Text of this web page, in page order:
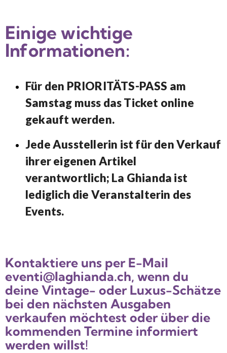
Einige wichtige
Informationen:
Für den PRIORITÄTS-PASS am
Samstag muss das Ticket online
gekauft werden.
Jede Ausstellerin ist für den Verkauf
ihrer eigenen Artikel
verantwortlich; La Ghianda ist
lediglich die Veranstalterin des
Events.
Kontaktiere uns per E-Mail
eventi@laghianda.ch, wenn du
deine Vintage- oder Luxus-Schätze
bei den nächsten Ausgaben
verkaufen möchtest oder über die
kommenden Termine informiert
werden willst!